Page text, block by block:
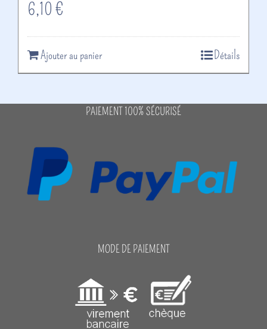
6,10 €
Ajouter au panier Détails
PAIEMENT 100% SÉCURISÉ
MODE DE PAIEMENT